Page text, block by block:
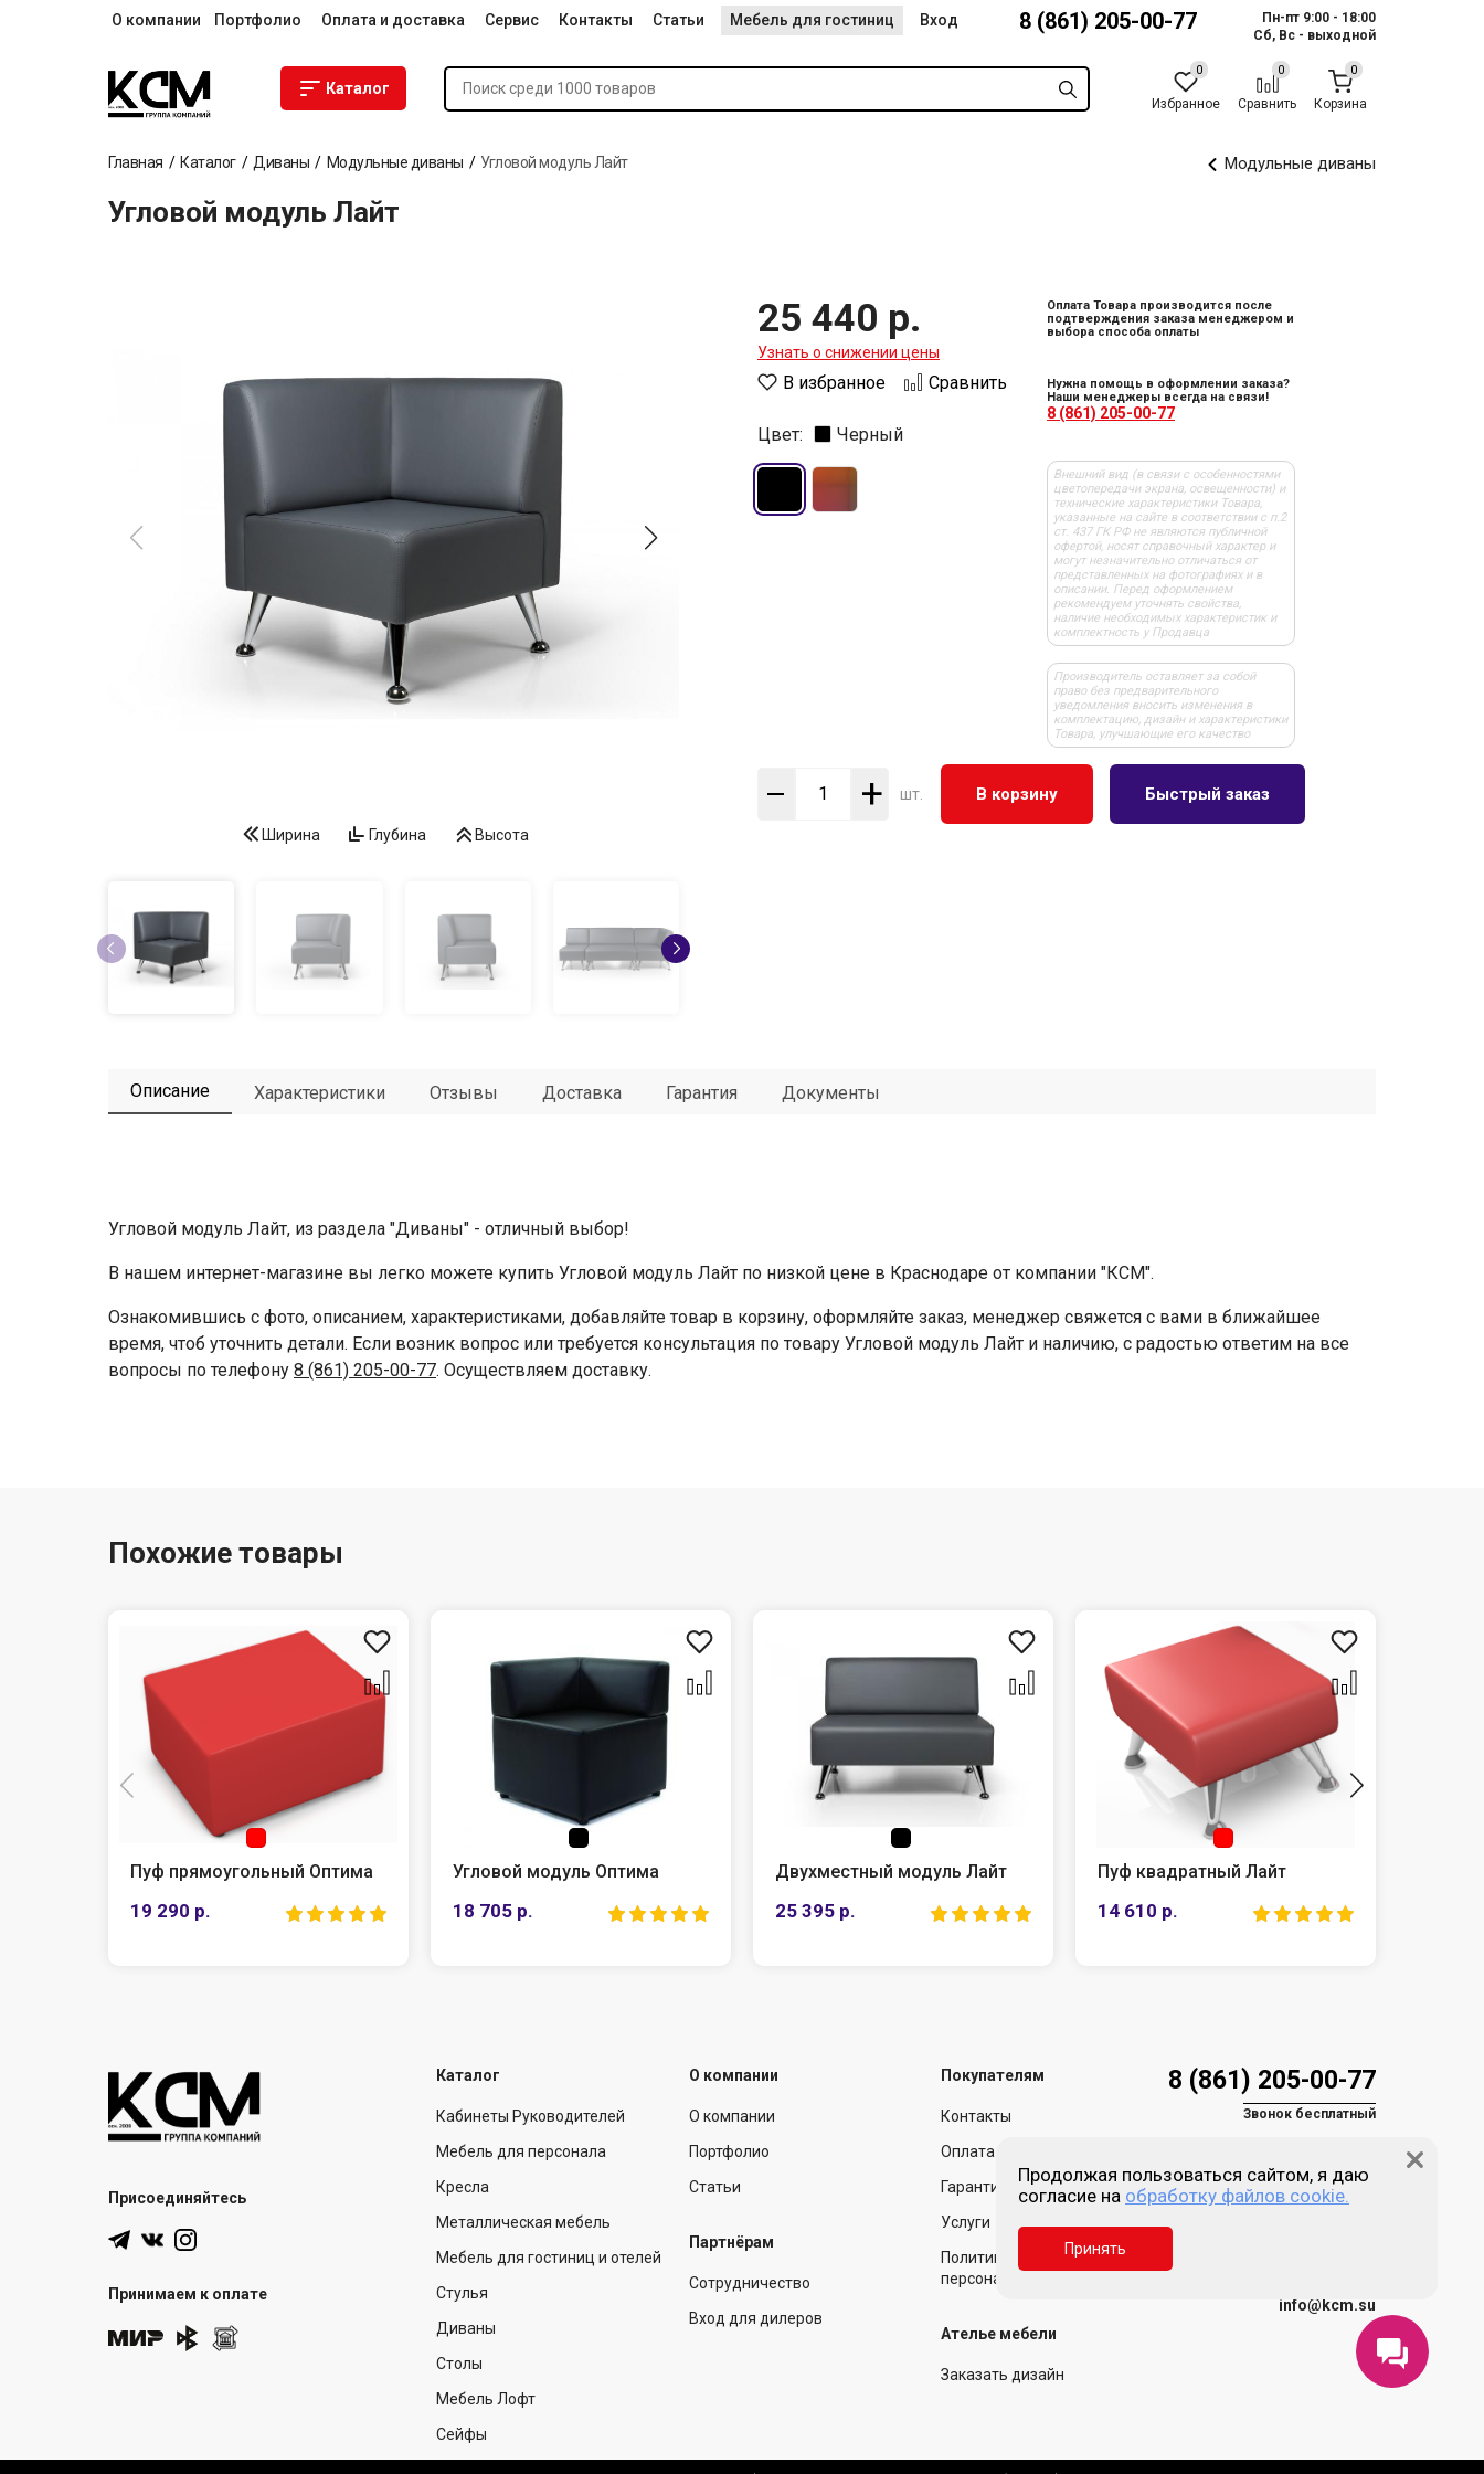
О компании Портфолио Оплата и доставка Сервис Контакты Статьи Мебель для гостиниц Вход 8 (861) 205-00-77
Пн-пт 9:00 - 18:00
Сб, Вс - выходной
Каталог
Избранное Сравнить Корзина
Главная Каталог Диваны Модульные диваны Угловой модуль Лайт Модульные диваны
Угловой модуль Лайт
Ширина Глубина Высота
25 440 р.
Узнать о снижении цены
В избранное Сравнить
Цвет: Черный
Оплата Товара производится после
подтверждения заказа менеджером и
выбора способа оплаты
Нужна помощь в оформлении заказа?
Наши менеджеры всегда на связи!
8 (861) 205-00-77
Внешний вид (в связи с особенностями
цветопередачи экрана, освещенности) и
технические характеристики Товара,
указанные на сайте в соответствии с п.2
ст. 437 ГК РФ не являются публичной
офертой, носят справочный характер и
могут незначительно отличаться от
представленных на фотографиях и в
описании. Перед оформлением
рекомендуем уточнять свойства,
наличие необходимых характеристик и
комплектность у Продавца
Производитель оставляет за собой
право без предварительного
уведомления вносить изменения в
комплектацию, дизайн и характеристики
Товара, улучшающие его качество
+ шт. В корзину Быстрый заказ
Описание Характеристики Отзывы Доставка Гарантия Документы
Угловой модуль Лайт, из раздела "Диваны" - отличный выбор!
В нашем интернет-магазине вы легко можете купить Угловой модуль Лайт по низкой цене в Краснодаре от компании "КСМ".
Ознакомившись с фото, описанием, характеристиками, добавляйте товар в корзину, оформляйте заказ, менеджер свяжется с вами в ближайшее
время, чтоб уточнить детали. Если возник вопрос или требуется консультация по товару Угловой модуль Лайт и наличию, с радостью ответим на все
вопросы по телефону 8 (861) 205-00-77. Осуществляем доставку.
Похожие товары
Пуф прямоугольный Оптима
19 290 р.
Угловой модуль Оптима
18 705 р.
Двухместный модуль Лайт
25 395 р.
Пуф квадратный Лайт
14 610 р.
Присоединяйтесь
Принимаем к оплате
Каталог
Кабинеты Руководителей
Мебель для персонала
Кресла
Металлическая мебель
Мебель для гостиниц и отелей
Стулья
Диваны
Столы
Мебель Лофт
Сейфы
О компании
О компании
Портфолио
Статьи
Партнёрам
Сотрудничество
Вход для дилеров
Покупателям
Контакты
Оплата и доставка
Гарантия и возврат
Услуги
Политика обработки
персональных данных
Ателье мебели
Заказать дизайн
8 (861) 205-00-77
Звонок бесплатный
Пн-пт 9:00 - 18:00
info@kcm.su
Продолжая пользоваться сайтом, я даю
согласие на обработку файлов cookie.
Принять